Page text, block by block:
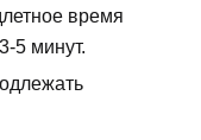
время
5 минут.